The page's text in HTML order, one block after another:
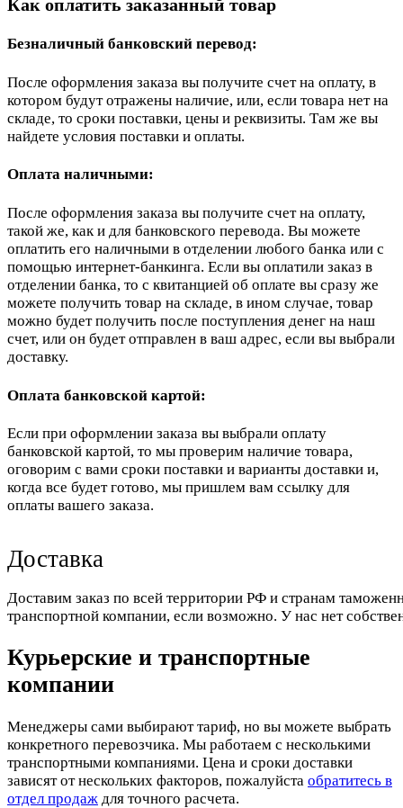
Как оплатить заказанный товар
Безналичный банковский перевод:
После оформления заказа вы получите счет на оплату, в
котором будут отражены наличие, или, если товара нет на
складе, то сроки поставки, цены и реквизиты. Там же вы
найдете условия поставки и оплаты.
Оплата наличными:
После оформления заказа вы получите счет на оплату,
такой же, как и для банковского перевода. Вы можете
оплатить его наличными в отделении любого банка или с
помощью интернет-банкинга. Если вы оплатили заказ в
отделении банка, то с квитанцией об оплате вы сразу же
можете получить товар на складе, в ином случае, товар
можно будет получить после поступления денег на наш
счет, или он будет отправлен в ваш адрес, если вы выбрали
доставку.
Оплата банковской картой:
Если при оформлении заказа вы выбрали оплату
банковской картой, то мы проверим наличие товара,
оговорим с вами сроки поставки и варианты доставки и,
когда все будет готово, мы пришлем вам ссылку для
оплаты вашего заказа.
Доставка
Доставим заказ по всей территории РФ и странам
транспортной компании, если возможно. У нас нет
Курьерские и транспортные
компании
Менеджеры сами выбирают тариф, но вы можете выбрать
конкретного перевозчика. Мы работаем с несколькими
транспортными компаниями. Цена и сроки доставки
зависят от нескольких факторов, пожалуйста обратитесь в
отдел продаж для точного расчета.